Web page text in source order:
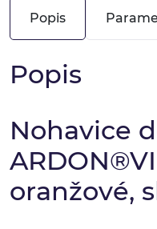
Popis
Popis
Nohavice
oranžové,